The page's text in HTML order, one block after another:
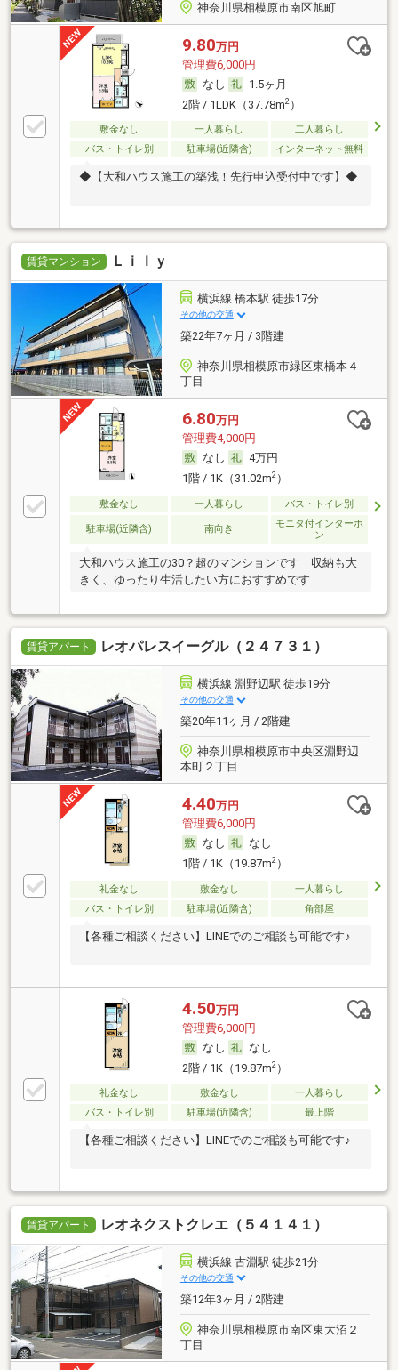
神奈川県相模原市南区旭町
9.80万円
管理費6,000円
なし
1.5ヶ月
2階 / 1LDK（37.78m2）
敷金なし 一人暮らし
二人暮らし
バス・トイレ別
駐車場(近隣含) インターネット無料
◆【大和ハウス施工の築浅！先行申込受付中です】◆
賃貸マンション Ｌｉｌｙ
横浜線 橋本駅 徒歩17分
その他の交通
築22年7ヶ月 / 3階建
神奈川県相模原市緑区東橋本４
丁目
6.80万円
管理費4,000円
なし
4万円
1階 / 1K（31.02m2）
敷金なし 一人暮らし バス・トイレ別
駐車場(近隣含) 南向き
モニタ付インターホ
ン
大和ハウス施工の30？超のマンションです 収納も大
きく、ゆったり生活したい方におすすめです
賃貸アパート レオパレスイーグル（２４７３１）
横浜線 淵野辺駅 徒歩19分
その他の交通
築20年11ヶ月 / 2階建
神奈川県相模原市中央区淵野辺
本町２丁目
4.40万円
管理費6,000円
なし
なし
1階 / 1K（19.87m2）
礼金なし 敷金なし
一人暮らし
バス・トイレ別
駐車場(近隣含) 角部屋
【各種ご相談ください】LINEでのご相談も可能です♪
4.50万円
管理費6,000円
なし
なし
2階 / 1K（19.87m2）
礼金なし 敷金なし
一人暮らし
バス・トイレ別
駐車場(近隣含) 最上階
【各種ご相談ください】LINEでのご相談も可能です♪
賃貸アパート レオネクストクレエ（５４１４１）
横浜線 古淵駅 徒歩21分
その他の交通
築12年3ヶ月 / 2階建
神奈川県相模原市南区東大沼２
丁目